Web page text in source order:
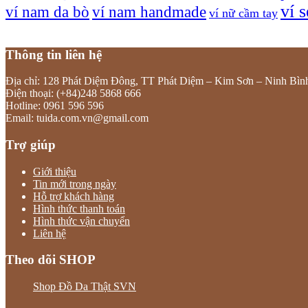
ví nam da bò ví nam handmade ví nữ cầm tay ví
Thông tin liên hệ
Địa chỉ: 128 Phát Diệm Đông, TT Phát Diệm – Kim Sơn – Ninh
Điện thoại: (+84)248 5868 666
Hotline: 0961 596 596
Email: tuida.com.vn@gmail.com
Trợ giúp
Giới thiệu
Tin mới trong ngày
Hỗ trợ khách hàng
Hình thức thanh toán
Hình thức vận chuyển
Liên hệ
Theo dõi SHOP
Shop Đồ Da Thật SVN